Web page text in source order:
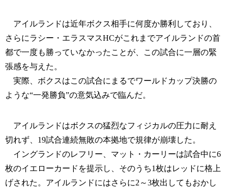
アイルランドは近年ボクス相手に何度か勝利しており、
さらにラシー・エラスマスHCがこれまでアイルランドの首
都で一度も勝っていなかったことが、この試合に一層の緊
張感を与えた。
実際、ボクスはこの試合にまるでワールドカップ決勝の
ような“一発勝負”の意気込みで臨んだ。
アイルランドはボクスの猛烈なフィジカルの圧力に耐え
切れず、19試合連続無敗の本拠地で規律が崩壊した。
イングランドのレフリー、マット・カーリーは試合中に6
枚のイエローカードを提示し、そのうち1枚はレッドに格上
げされた。アイルランドにはさらに2～3枚出してもおかし